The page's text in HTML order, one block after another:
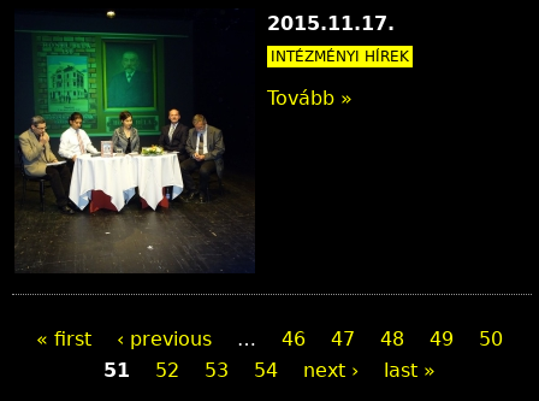
2015.11.17.
INTÉZMÉNYI HÍREK
Tovább »
« first ‹ previous … 46 47 48 49
50
51
52 53 54 next › last »